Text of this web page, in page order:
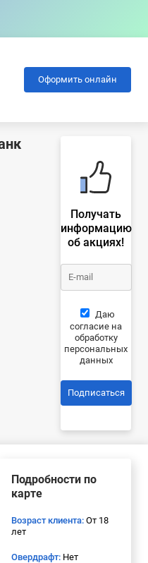
Оформить онлайн
Получать
информацию
об акциях!
Даю
согласие на
обработку
персональных
данных
Подписаться
Подробности по
карте
Возраст клиента: От 18
лет
Овердрафт: Нет